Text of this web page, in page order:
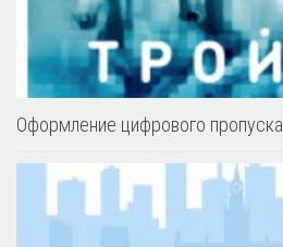
Оформление цифрового пропуска